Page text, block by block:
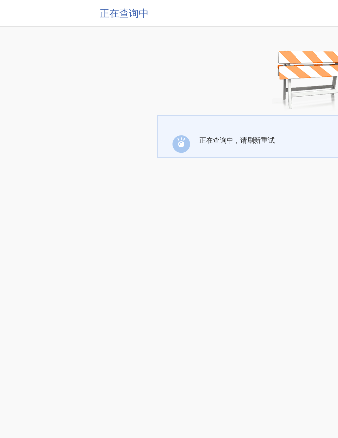
正在查询中
正在查询中，请刷新重试